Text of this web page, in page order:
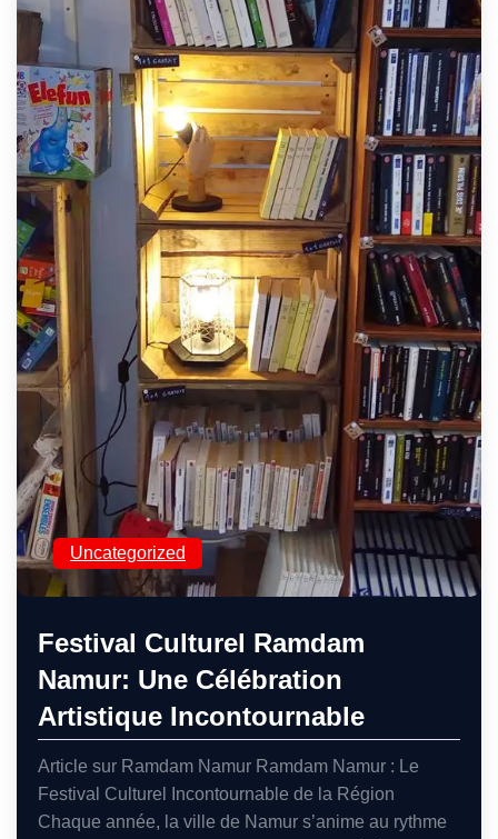
Uncategorized
Festival Culturel Ramdam
Namur: Une Célébration
Artistique Incontournable
Article sur Ramdam Namur Ramdam Namur : Le
Festival Culturel Incontournable de la Région
Chaque année, la ville de Namur s’anime au rythme